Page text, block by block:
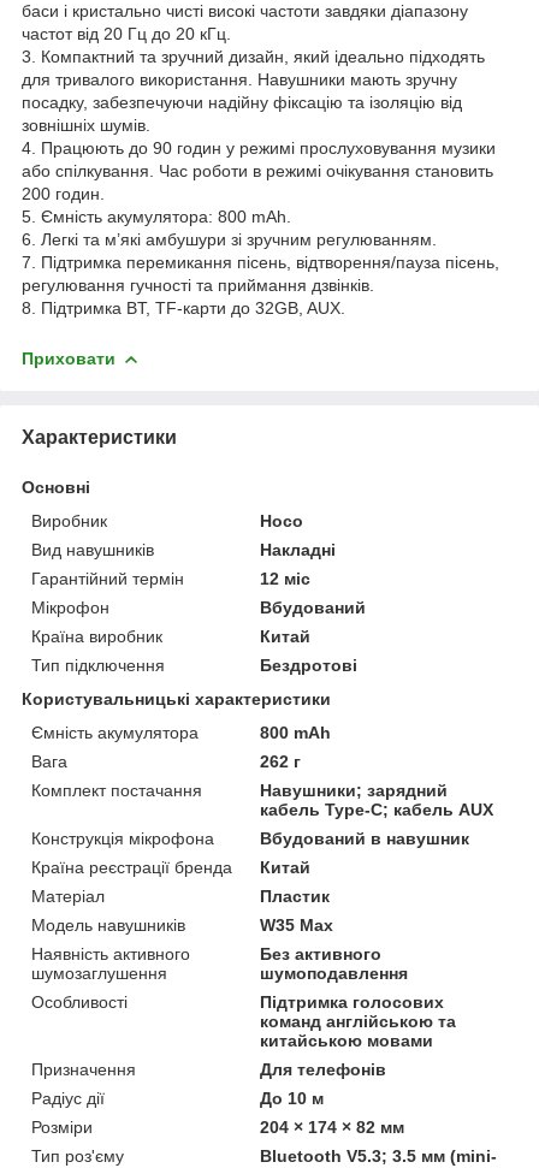
баси і кристально чисті високі частоти завдяки діапазону
частот від 20 Гц до 20 кГц.
3. Компактний та зручний дизайн, який ідеально підходять
для тривалого використання. Навушники мають зручну
посадку, забезпечуючи надійну фіксацію та ізоляцію від
зовнішніх шумів.
4. Працюють до 90 годин у режимі прослуховування музики
або спілкування. Час роботи в режимі очікування становить
200 годин.
5. Ємність акумулятора: 800 mAh.
6. Легкі та м’які амбушури зі зручним регулюванням.
7. Підтримка перемикання пісень, відтворення/пауза пісень,
регулювання гучності та приймання дзвінків.
8. Підтримка BT, TF-карти до 32GB, AUX.
Приховати
Характеристики
Основні
Виробник
Hoco
Вид навушників
Накладні
Гарантійний термін
12 міс
Мікрофон
Вбудований
Країна виробник
Китай
Тип підключення
Бездротові
Користувальницькі характеристики
Ємність акумулятора
800 mAh
Вага
262 г
Комплект постачання
Навушники; зарядний
кабель Type-C; кабель AUX
Конструкція мікрофона
Вбудований в навушник
Країна реєстрації бренда
Китай
Матеріал
Пластик
Модель навушників
W35 Max
Наявність активного
шумозаглушення
Без активного
шумоподавлення
Особливості
Підтримка голосових
команд англійською та
китайською мовами
Призначення
Для телефонів
Радіус дії
До 10 м
Розміри
204 × 174 × 82 мм
Тип роз'єму
Bluetooth V5.3; 3.5 мм (mini-